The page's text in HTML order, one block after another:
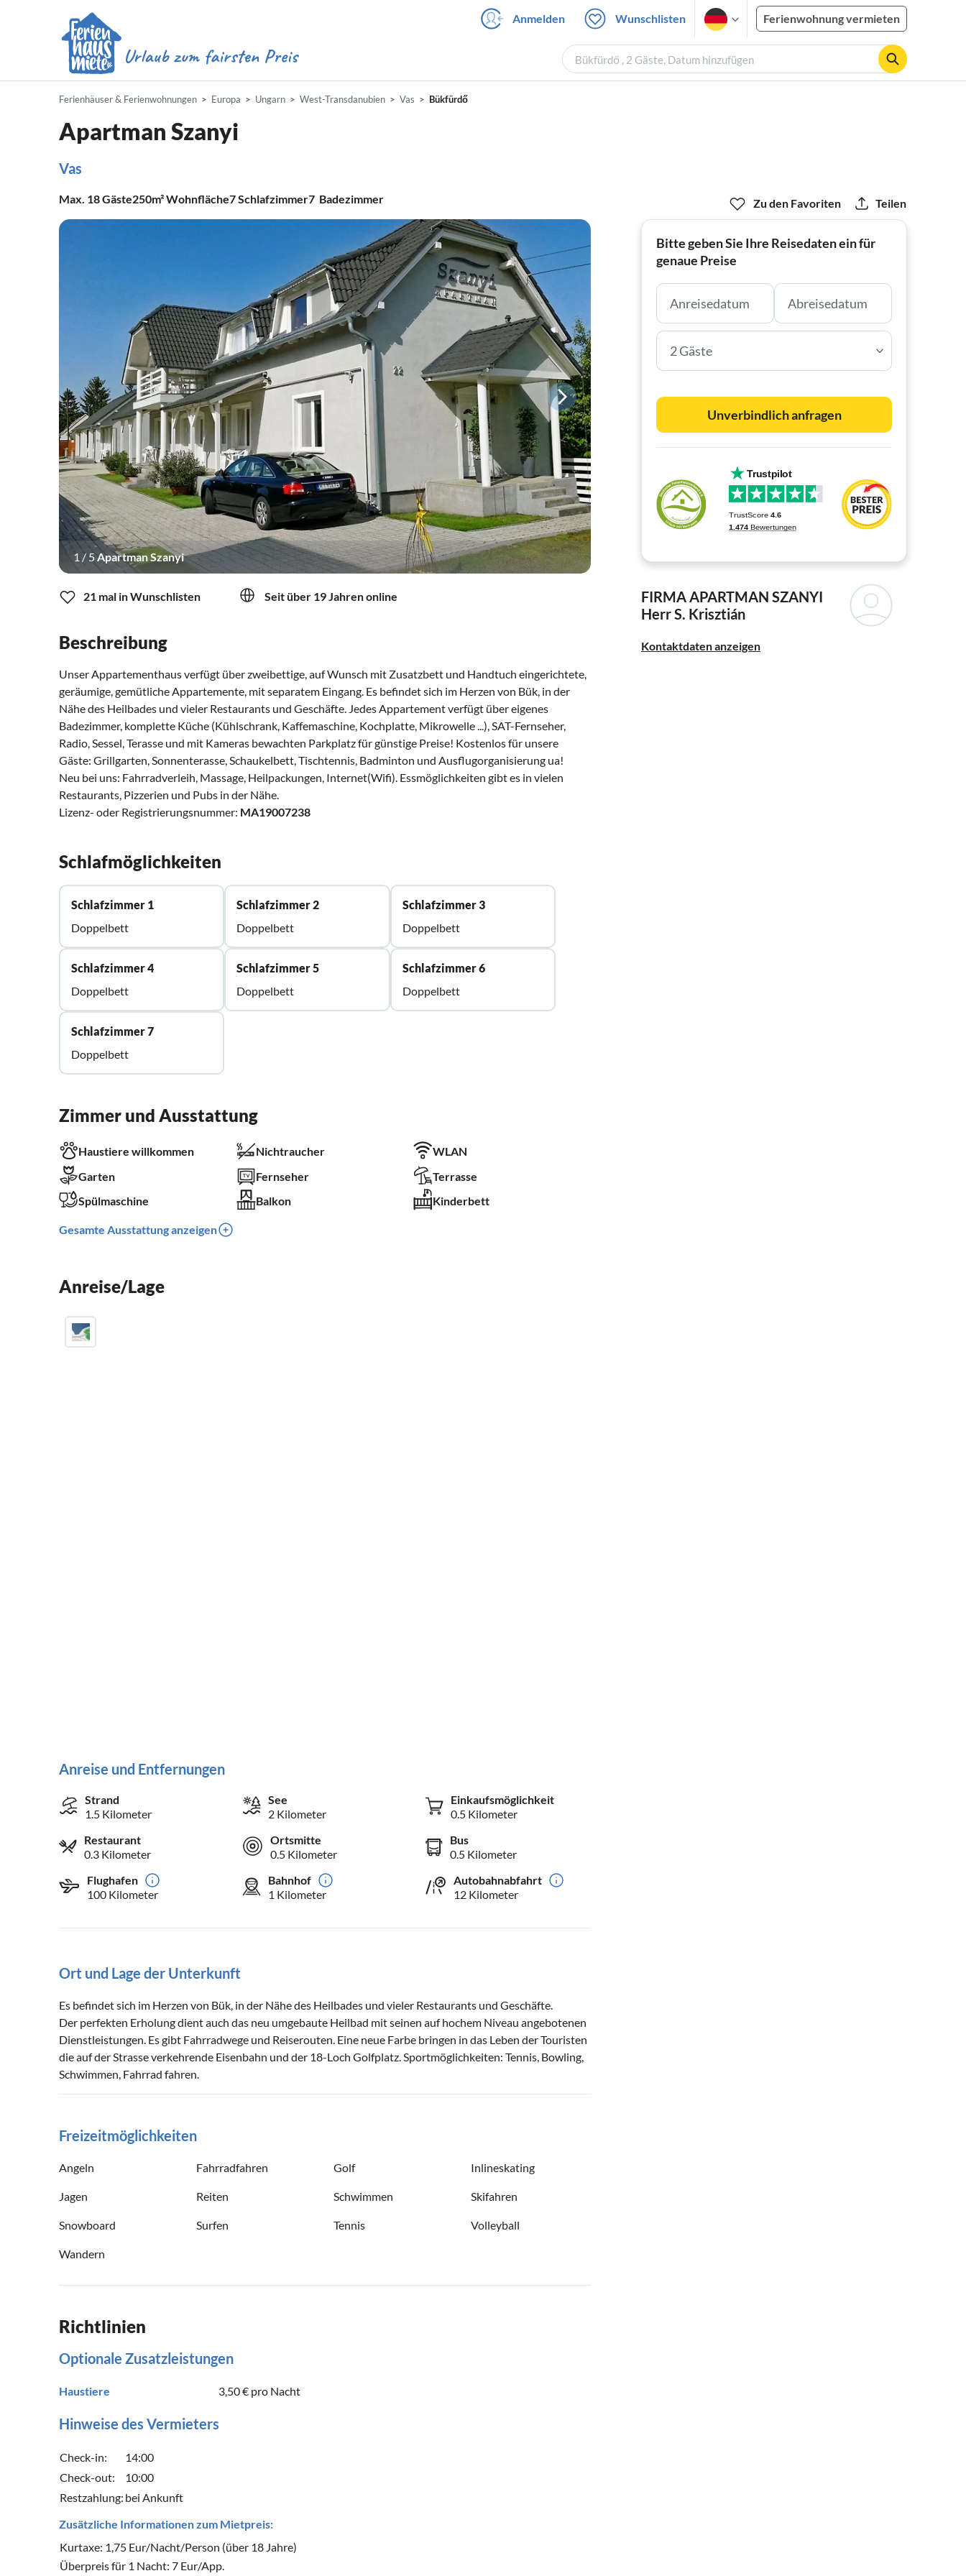
Anmelden Wunschlisten Ferienwohnung vermieten
Bükfürdő , 2 Gäste, Datum hinzufügen
Ferienhäuser & Ferienwohnungen Europa Ungarn West-Transdanubien Vas Bükfürdő
Apartman Szanyi
Vas
Max. 18Gäste250m²Wohnfläche7Schlafzimmer7 Badezimmer
1 / 5Apartman Szanyi
21 mal in Wunschlisten Seit über 19 Jahren online
Beschreibung
Unser Appartementhaus verfügt über zweibettige, auf Wunsch mit Zusatzbett und Handtuch eingerichtete,
geräumige, gemütliche Appartemente, mit separatem Eingang. Es befindet sich im Herzen von Bük, in der
Nähe des Heilbades und vieler Restaurants und Geschäfte. Jedes Appartement verfügt über eigenes
Badezimmer, komplette Küche (Kühlschrank, Kaffemaschine, Kochplatte, Mikrowelle ...), SAT-Fernseher,
Radio, Sessel, Terasse und mit Kameras bewachten Parkplatz für günstige Preise! Kostenlos für unsere
Gäste: Grillgarten, Sonnenterasse, Schaukelbett, Tischtennis, Badminton und Ausflugorganisierung ua!
Neu bei uns: Fahrradverleih, Massage, Heilpackungen, Internet(Wifi). Essmöglichkeiten gibt es in vielen
Restaurants, Pizzerien und Pubs in der Nähe.
Lizenz- oder Registrierungsnummer: MA19007238
Schlafmöglichkeiten
Schlafzimmer 1
Doppelbett
Schlafzimmer 2
Doppelbett
Schlafzimmer 3
Doppelbett
Schlafzimmer 4
Doppelbett
Schlafzimmer 5
Doppelbett
Schlafzimmer 6
Doppelbett
Schlafzimmer 7
Doppelbett
Zimmer und Ausstattung
Haustiere willkommen Nichtraucher
WLAN
Garten
Fernseher
Terrasse
Spülmaschine
Balkon Kinderbett
Gesamte Ausstattung anzeigen
Anreise/Lage
Anreise und Entfernungen
Strand
1.5 Kilometer
See
2 Kilometer
Einkaufsmöglichkeit
0.5 Kilometer
Restaurant
0.3 Kilometer
Ortsmitte
0.5 Kilometer
Bus
0.5 Kilometer
Flughafen
100 Kilometer
Bahnhof
1 Kilometer
Autobahnabfahrt
12 Kilometer
Ort und Lage der Unterkunft
Es befindet sich im Herzen von Bük, in der Nähe des Heilbades und vieler Restaurants und Geschäfte.
Der perfekten Erholung dient auch das neu umgebaute Heilbad mit seinen auf hochem Niveau angebotenen
Dienstleistungen. Es gibt Fahrradwege und Reiserouten. Eine neue Farbe bringen in das Leben der Touristen
die auf der Strasse verkehrende Eisenbahn und der 18-Loch Golfplatz. Sportmöglichkeiten: Tennis, Bowling,
Schwimmen, Fahrrad fahren.
Freizeitmöglichkeiten
Angeln Fahrradfahren Golf Inlineskating
Jagen Reiten Schwimmen Skifahren
Snowboard Surfen Tennis Volleyball
Wandern
Richtlinien
Optionale Zusatzleistungen
Haustiere 3,50 € pro Nacht
Hinweise des Vermieters
Check-in:
14:00
Check-out:
10:00
Restzahlung: bei Ankunft
Zusätzliche Informationen zum Mietpreis:
Kurtaxe: 1,75 Eur/Nacht/Person (über 18 Jahre)
Überpreis für 1 Nacht: 7 Eur/App.
Zu den Favoriten Teilen
Bitte geben Sie Ihre Reisedaten ein für
genaue Preise
2 Gäste
Unverbindlich anfragen
FIRMA APARTMAN SZANYI
Herr S. Krisztián
Kontaktdaten anzeigen